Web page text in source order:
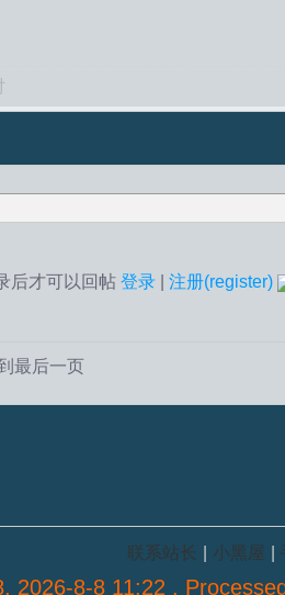
后才可以回帖 登录 注册(register)
最后一页
联系站长 小黑屋
2026-8-8 11:22 ,